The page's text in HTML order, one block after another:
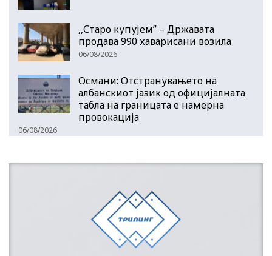
,,Старо купујем” – Државата
продава 990 хаварисани возила
06/08/2026
Османи: Отстранувањето на
албанскиот јазик од официјалната
табла на границата е намерна
провокација
06/08/2026